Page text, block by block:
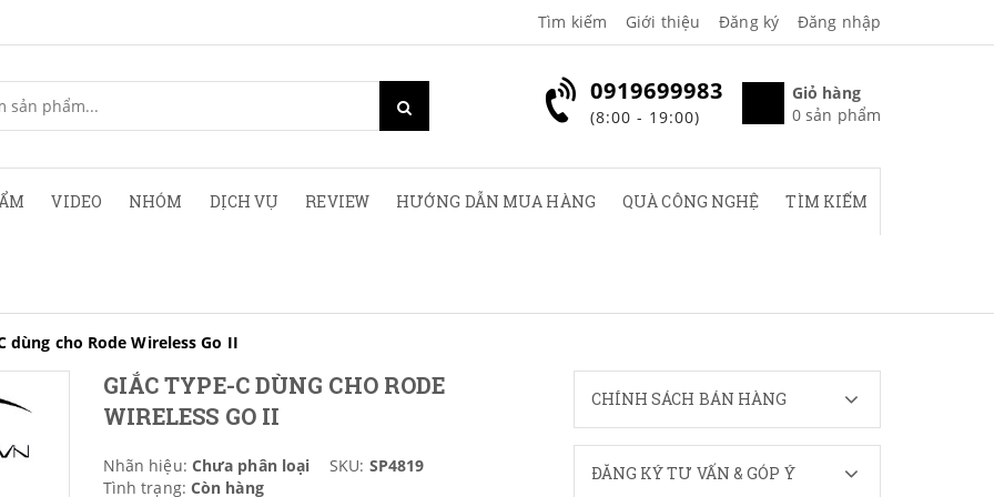
Tìm kiếm Giới thiệu Đăng ký Đăng nhập
Giỏ hàng
0 sản phẩm
0919699983
(8:00 - 19:00)
VIDEO NHÓM DỊCH VỤ REVIEW HƯỚNG DẪN MUA HÀNG QUÀ CÔNG NGHỆ TÌM KIẾM
dùng cho Rode Wireless Go II
GIẮC TYPE-C DÙNG CHO RODE
WIRELESS GO II
Nhãn hiệu: Chưa phân loại SKU: SP4819
Tình trạng: Còn hàng
CHÍNH SÁCH BÁN HÀNG
ĐĂNG KÝ TƯ VẤN & GÓP Ý